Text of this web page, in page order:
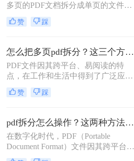
多页的PDF文档拆分成单页的文件，
以便于单独查看、编辑或分享。那么
PDF如何拆分成单页呢？下面将详细
成单页文件。
赞 踩
怎么把多页pdf拆分？这三个方法教你轻松拆分！
PDF文件因其跨平台、易阅读的特
点，在工作和生活中得到了广泛应
用。然而，有时我们需要将多页的
PDF文件拆分成单独页面或多个部
么把多页pdf拆分呢？本文将介绍三种
拆分多页PDF文件的实用方法，帮助
您轻松应对各种拆分需求。
赞 踩
pdf拆分怎么操作？这两种方法简单好用！
在数字化时代，PDF（Portable
Document Format）文件因其跨平台兼
容性和内容稳定性而广受欢迎。然